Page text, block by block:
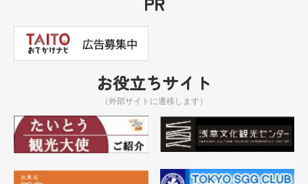
お役立ちサイト
（外部サイトに遷移します）